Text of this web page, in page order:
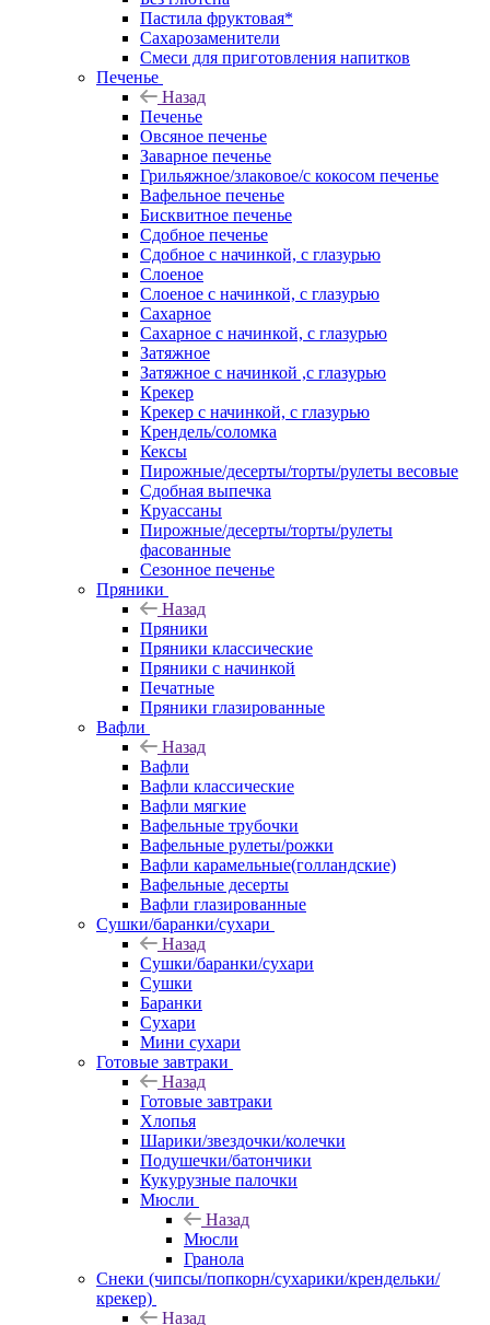
Пастила фруктовая*
Сахарозаменители
Смеси для приготовления напитков
Печенье
Назад
Печенье
Овсяное печенье
Заварное печенье
Грильяжное/злаковое/с кокосом печенье
Вафельное печенье
Бисквитное печенье
Сдобное печенье
Сдобное с начинкой, с глазурью
Слоеное
Слоеное с начинкой, с глазурью
Сахарное
Сахарное с начинкой, с глазурью
Затяжное
Затяжное с начинкой ,с глазурью
Крекер
Крекер с начинкой, с глазурью
Крендель/соломка
Кексы
Пирожные/десерты/торты/рулеты весовые
Сдобная выпечка
Круассаны
Пирожные/десерты/торты/рулеты
фасованные
Сезонное печенье
Пряники
Назад
Пряники
Пряники классические
Пряники с начинкой
Печатные
Пряники глазированные
Вафли
Назад
Вафли
Вафли классические
Вафли мягкие
Вафельные трубочки
Вафельные рулеты/рожки
Вафли карамельные(голландские)
Вафельные десерты
Вафли глазированные
Сушки/баранки/сухари
Назад
Сушки/баранки/сухари
Сушки
Баранки
Сухари
Мини сухари
Готовые завтраки
Назад
Готовые завтраки
Хлопья
Шарики/звездочки/колечки
Подушечки/батончики
Кукурузные палочки
Мюсли
Назад
Мюсли
Гранола
Снеки (чипсы/попкорн/сухарики/крендельки/
крекер)
Назад